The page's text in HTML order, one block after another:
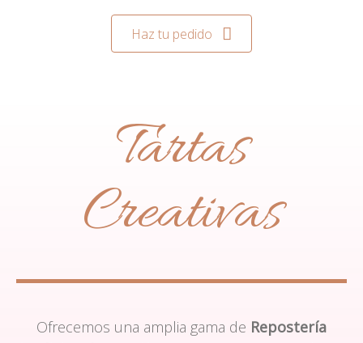
Haz tu pedido
Tartas
Creativas
Ofrecemos una amplia gama de Repostería